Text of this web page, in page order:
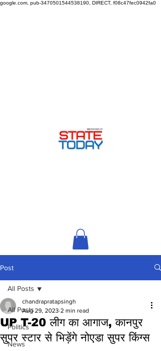
google.com, pub-3470501544538190, DIRECT, f08c47fec0942fa0
Post
All Posts
Politics
News
All Posts
UP T-20 लीग का आगाज, कानपुर
सुपर स्टार से भिड़ेंगे नोएडा सुपर किंग्स
chandrapratapsingh
Aug 29, 2023 2 min read